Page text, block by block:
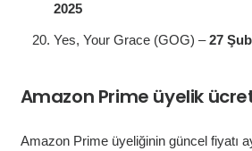
2025
Yes, Your Grace (GOG) –27
Amazon Prime üyelik
Amazon Prime üyeliğinin güncel fiyatı